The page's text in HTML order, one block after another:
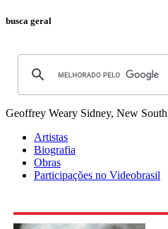
busca geral
Geoffrey Weary Sidney, New
Artistas
Biografia
Obras
Participações no Videobrasil